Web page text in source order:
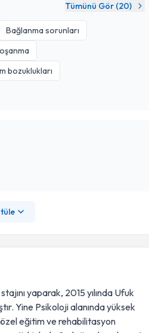
Tümünü Gör (20)
Bağlanma sorunları
bozuklukları
yaparak, 2015 yılında Ufuk
Yine Psikoloji alanında yüksek
özel eğitim ve rehabilitasyon